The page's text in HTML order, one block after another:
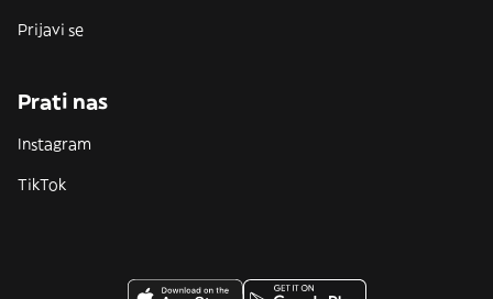
Prijavi se
Prati nas
Instagram
TikTok